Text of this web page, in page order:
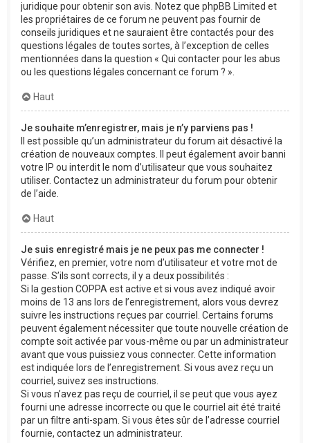
juridique pour obtenir son avis. Notez que phpBB Limited et
les propriétaires de ce forum ne peuvent pas fournir de
conseils juridiques et ne sauraient être contactés pour des
questions légales de toutes sortes, à l’exception de celles
mentionnées dans la question « Qui contacter pour les abus
ou les questions légales concernant ce forum ? ».
Haut
Je souhaite m’enregistrer, mais je n’y parviens pas !
Il est possible qu’un administrateur du forum ait désactivé la
création de nouveaux comptes. Il peut également avoir banni
votre IP ou interdit le nom d’utilisateur que vous souhaitez
utiliser. Contactez un administrateur du forum pour obtenir
de l’aide.
Haut
Je suis enregistré mais je ne peux pas me connecter !
Vérifiez, en premier, votre nom d’utilisateur et votre mot de
passe. S’ils sont corrects, il y a deux possibilités :
Si la gestion COPPA est active et si vous avez indiqué avoir
moins de 13 ans lors de l’enregistrement, alors vous devrez
suivre les instructions reçues par courriel. Certains forums
peuvent également nécessiter que toute nouvelle création de
compte soit activée par vous-même ou par un administrateur
avant que vous puissiez vous connecter. Cette information
est indiquée lors de l’enregistrement. Si vous avez reçu un
courriel, suivez ses instructions.
Si vous n’avez pas reçu de courriel, il se peut que vous ayez
fourni une adresse incorrecte ou que le courriel ait été traité
par un filtre anti-spam. Si vous êtes sûr de l’adresse courriel
fournie, contactez un administrateur.